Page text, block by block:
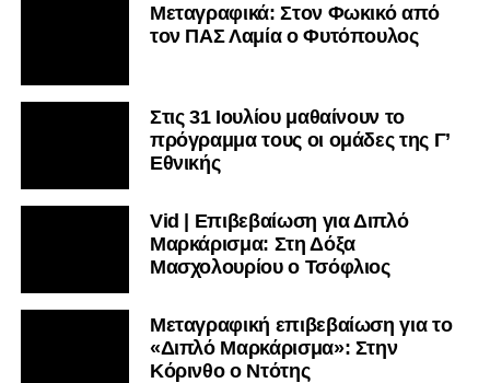
Μεταγραφικά: Στον Φωκικό από
τον ΠΑΣ Λαμία ο Φυτόπουλος
Στις 31 Ιουλίου μαθαίνουν το
πρόγραμμα τους οι ομάδες της Γ’
Εθνικής
Vid | Επιβεβαίωση για Διπλό
Μαρκάρισμα: Στη Δόξα
Μασχολουρίου ο Τσόφλιος
Μεταγραφική επιβεβαίωση για το
«Διπλό Μαρκάρισμα»: Στην
Κόρινθο ο Ντότης